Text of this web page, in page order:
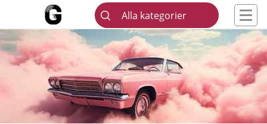
Alla kategorier